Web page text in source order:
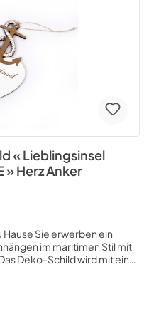
wie Weihnachten, Ostern,
anderen besonderen
Unsere Produkte werden in
auf Insel Usedom entworfen
den Innenbereich. Bitte vor
Norddeutschland
braun Lasergravur - braun
« Lieblingsinsel
» Herz Anker
Hause Sie erwerben ein
im maritimen Stil mit
Deko-Schild wird mit einer